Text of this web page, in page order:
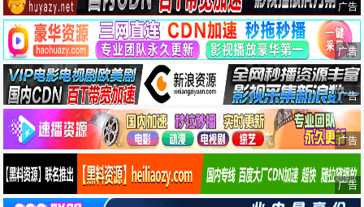
广告
广告
广告
广告
广告